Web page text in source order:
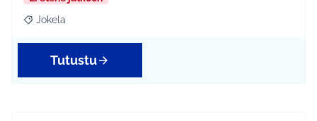
Rajaa tulokset teeman mukaan: Jokela
Jokela
Tutustu